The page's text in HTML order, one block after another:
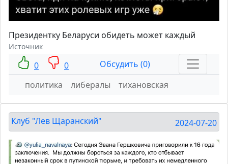
Президентку Беларуси обидеть может каждый
Источник
0 0
Обсудить (0)
политика
либералы тихановская
Клуб "Лев Щаранский" 2024-07-20